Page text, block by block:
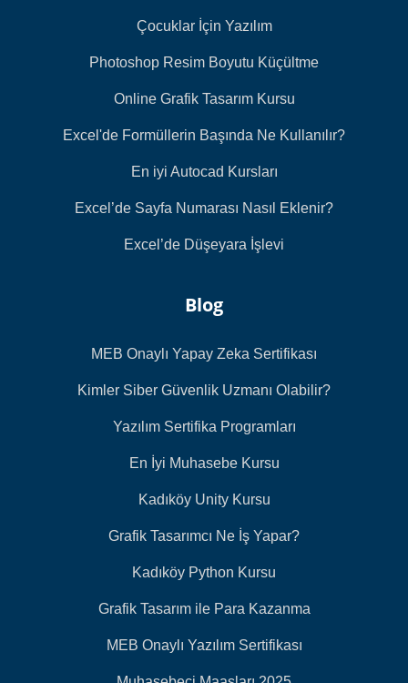
Çocuklar İçin Yazılım
Photoshop Resim Boyutu Küçültme
Online Grafik Tasarım Kursu
Excel'de Formüllerin Başında Ne Kullanılır?
En iyi Autocad Kursları
Excel’de Sayfa Numarası Nasıl Eklenir?
Excel’de Düşeyara İşlevi
Blog
MEB Onaylı Yapay Zeka Sertifikası
Kimler Siber Güvenlik Uzmanı Olabilir?
Yazılım Sertifika Programları
En İyi Muhasebe Kursu
Kadıköy Unity Kursu
Grafik Tasarımcı Ne İş Yapar?
Kadıköy Python Kursu
Grafik Tasarım ile Para Kazanma
MEB Onaylı Yazılım Sertifikası